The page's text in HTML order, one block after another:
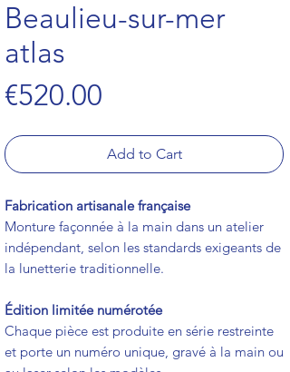
Beaulieu-sur-mer
atlas
€520.00
Add to Cart
Fabrication artisanale française
Monture façonnée à la main dans un atelier
indépendant, selon les standards exigeants de
la lunetterie traditionnelle.
Édition limitée numérotée
Chaque pièce est produite en série restreinte
et porte un numéro unique, gravé à la main ou